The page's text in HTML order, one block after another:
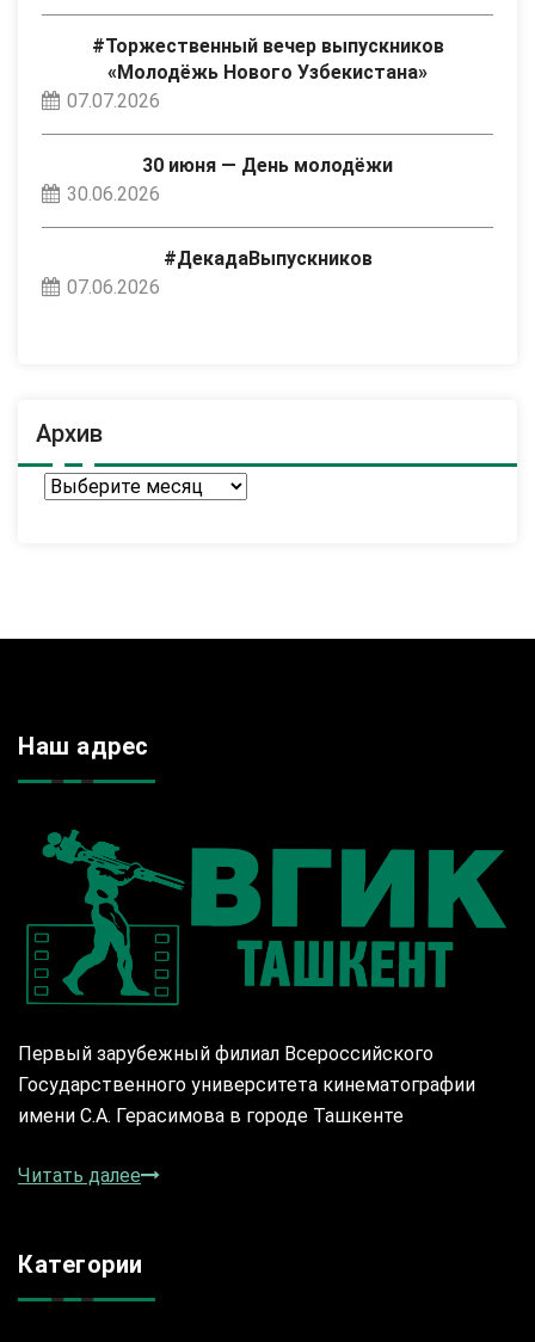
#Торжественный вечер выпускников
«Молодёжь Нового Узбекистана»
07.07.2026
30 июня — День молодёжи
30.06.2026
#ДекадаВыпускников
07.06.2026
Архив
Архив
Наш адрес
Первый зарубежный филиал Всероссийского
Государственного университета кинематографии
имени С.А. Герасимова в городе Ташкенте
Читать далее
Категории